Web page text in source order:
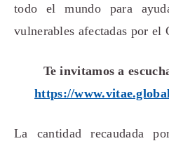
todo el mundo para
vulnerables afectadas por el
Te invitamos a
https://
La cantidad recaudada